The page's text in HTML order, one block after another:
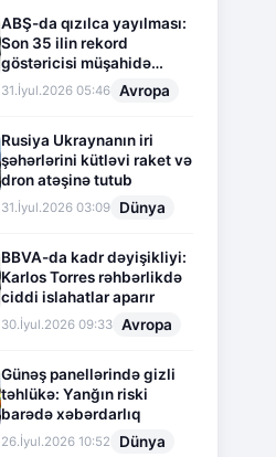
ABŞ-da qızılca yayılması:
Son 35 ilin rekord
göstəricisi müşahidə
olunur
31.İyul.2026 05:46 Avropa
Rusiya Ukraynanın iri
şəhərlərini kütləvi raket və
dron atəşinə tutub
31.İyul.2026 03:09 Dünya
BBVA-da kadr dəyişikliyi:
Karlos Torres rəhbərlikdə
ciddi islahatlar aparır
30.İyul.2026 09:33 Avropa
Günəş panellərində gizli
təhlükə: Yanğın riski
barədə xəbərdarlıq
26.İyul.2026 10:52 Dünya